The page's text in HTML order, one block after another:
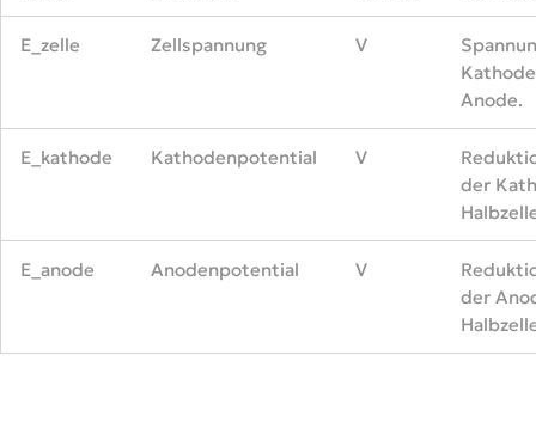
E_zelle Zellspannung V
Anode.
E_kathode Kathodenpotential V
der
E_anode Anodenpotential V
der